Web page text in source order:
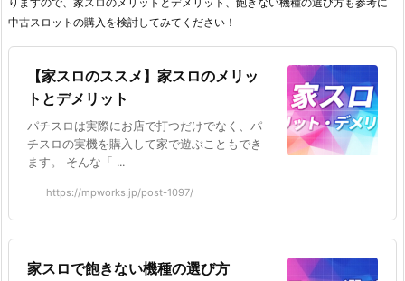
中古スロットの購入を検討してみてください！
【家スロのススメ】家スロのメリッ
トとデメリット
パチスロは実際にお店で打つだけでなく、パ
チスロの実機を購入して家で遊ぶこともでき
ます。 そんな「 ...
https://mpworks.jp/post-1097/
家スロで飽きない機種の選び方